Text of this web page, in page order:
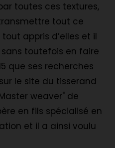
toutes ces textures,
tout ce
appris d’elles et il
toutefois en faire
que ses recherches
le site du tisserand
weaver" de
en fils spécialisé en
et il a ainsi voulu